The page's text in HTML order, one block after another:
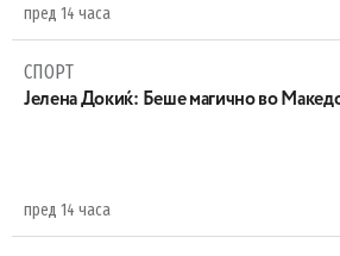
пред 14 часа
СПОРТ
Јелена Докиќ: Беше магично во
пред 14 часа